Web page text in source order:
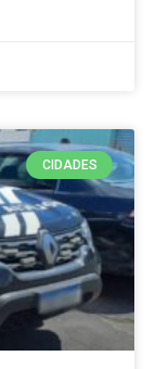
CIDADES